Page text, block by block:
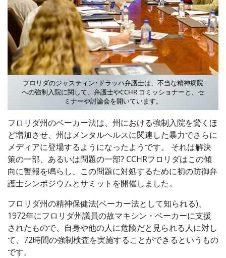
フロリダのジャスティン･ドラッハ弁護士は、不当な精神病院
への強制入院に関して、弁護士やCCHR コミッショナーと、セ
ミナーや討論会を開いています。
フロリダ州のベーカー法は、州における強制入院を驚くほ
ど増加させ、州はメンタルヘルスに関連した暴力でさらに
メディアに登場するようになったようです。 それは解決
策の一部、あるいは問題の一部? CCHRフロリダはこの傾
向に警報を鳴らし、この問題に対処するために初の防御弁
護士シンポジウムとサミットを開催しました。
フロリダ州の精神保健法(ベーカー法として知られる)、
1972年にフロリダ州議員の故マキシン・ベーカーに支援
されたもので、自身や他の人に危険だと見られる人に対し
て、72時間の強制検査を実施することができるというもの
です。